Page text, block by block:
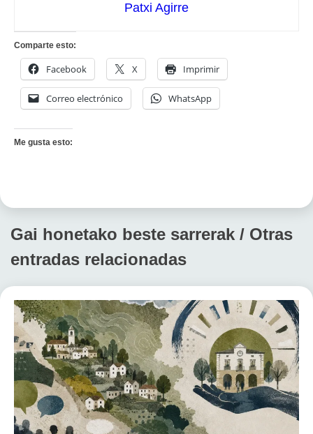
Patxi Agirre
Comparte esto:
Facebook X Imprimir
Correo electrónico WhatsApp
Me gusta esto:
Gai honetako beste sarrerak / Otras
entradas relacionadas